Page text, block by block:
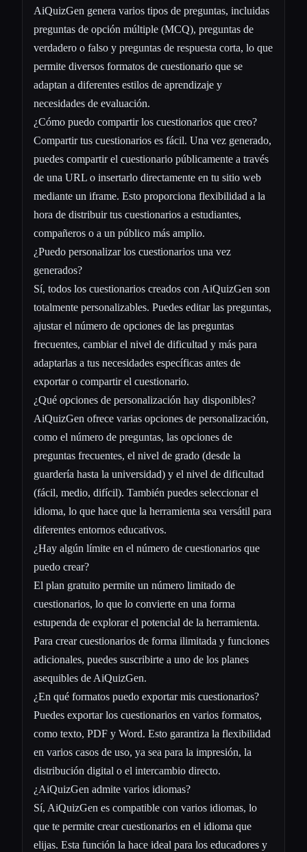
AiQuizGen genera varios tipos de preguntas, incluidas
preguntas de opción múltiple (MCQ), preguntas de
verdadero o falso y preguntas de respuesta corta, lo que
permite diversos formatos de cuestionario que se
adaptan a diferentes estilos de aprendizaje y
necesidades de evaluación.
¿Cómo puedo compartir los cuestionarios que creo?
Compartir tus cuestionarios es fácil. Una vez generado,
puedes compartir el cuestionario públicamente a través
de una URL o insertarlo directamente en tu sitio web
mediante un iframe. Esto proporciona flexibilidad a la
hora de distribuir tus cuestionarios a estudiantes,
compañeros o a un público más amplio.
¿Puedo personalizar los cuestionarios una vez
generados?
Sí, todos los cuestionarios creados con AiQuizGen son
totalmente personalizables. Puedes editar las preguntas,
ajustar el número de opciones de las preguntas
frecuentes, cambiar el nivel de dificultad y más para
adaptarlas a tus necesidades específicas antes de
exportar o compartir el cuestionario.
¿Qué opciones de personalización hay disponibles?
AiQuizGen ofrece varias opciones de personalización,
como el número de preguntas, las opciones de
preguntas frecuentes, el nivel de grado (desde la
guardería hasta la universidad) y el nivel de dificultad
(fácil, medio, difícil). También puedes seleccionar el
idioma, lo que hace que la herramienta sea versátil para
diferentes entornos educativos.
¿Hay algún límite en el número de cuestionarios que
puedo crear?
El plan gratuito permite un número limitado de
cuestionarios, lo que lo convierte en una forma
estupenda de explorar el potencial de la herramienta.
Para crear cuestionarios de forma ilimitada y funciones
adicionales, puedes suscribirte a uno de los planes
asequibles de AiQuizGen.
¿En qué formatos puedo exportar mis cuestionarios?
Puedes exportar los cuestionarios en varios formatos,
como texto, PDF y Word. Esto garantiza la flexibilidad
en varios casos de uso, ya sea para la impresión, la
distribución digital o el intercambio directo.
¿AiQuizGen admite varios idiomas?
Sí, AiQuizGen es compatible con varios idiomas, lo
que te permite crear cuestionarios en el idioma que
elijas. Esta función la hace ideal para los educadores y